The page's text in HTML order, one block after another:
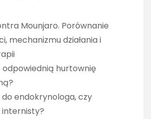
Mounjaro. Porównanie
mechanizmu działania i
hurtownię
do endokrynologa, czy